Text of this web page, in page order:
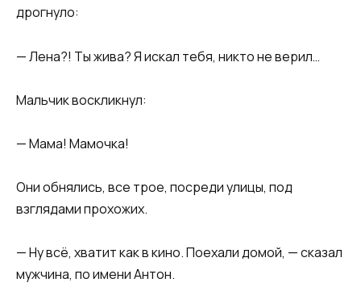
дрогнуло:
— Лена?! Ты жива? Я искал тебя, никто не верил…
Мальчик воскликнул:
— Мама! Мамочка!
Они обнялись, все трое, посреди улицы, под
взглядами прохожих.
— Ну всё, хватит как в кино. Поехали домой, — сказал
мужчина, по имени Антон.